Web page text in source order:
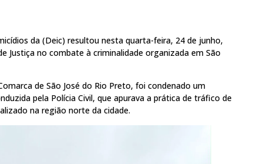
da (Deic) resultou nesta quarta-feira, 24 de junho,
no combate à criminalidade organizada em São
de São José do Rio Preto, foi condenado um
pela Polícia Civil, que apurava a prática de tráfico de
na região norte da cidade.